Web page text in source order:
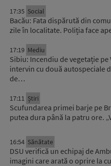
17:35 Social
Bacău: Fata dispărută din
zile în localitate. Poliția face
17:19 Mediu
Sibiu: Incendiu de vegetație
intervin cu două autospeciale
de…
17:11 Știri
Scufundarea primei barje pe
putea dura până la patru ore.
16:54 Sănătate
DSU verifică un echipaj de
imagini care arată o oprire la